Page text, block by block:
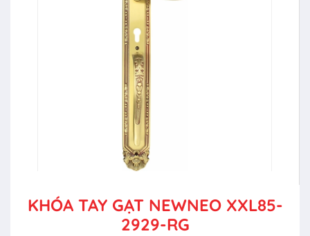
KHÓA TAY GẠT NEWNEO XXL85-
2929-RG